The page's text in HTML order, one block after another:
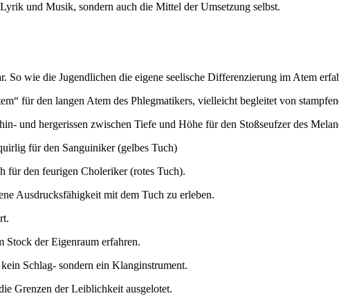
und Musik, sondern auch die Mittel der Umsetzung selbst.
So wie die Jugendlichen die eigene seelische Differenzierung im Atem
für den langen Atem des Phlegmatikers, vielleicht begleitet von
und hergerissen zwischen Tiefe und Höhe für den Stoßseufzer des
für den Sanguiniker (gelbes Tuch)
für den feurigen Choleriker (rotes Tuch).
Ausdrucksfähigkeit mit dem Tuch zu erleben.
Stock der Eigenraum erfahren.
Schlag- sondern ein Klanginstrument.
Grenzen der Leiblichkeit ausgelotet.